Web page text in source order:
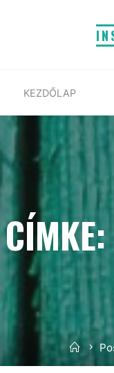
KEZDŐLAP
Home